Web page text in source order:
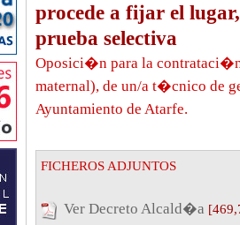
procede a fijar el
prueba selectiva
Oposici�n para la
maternal), de un/a t�cnico de
Ayuntamiento de Atarfe.
FICHEROS ADJUNTOS
Ver Decreto Alcald�a